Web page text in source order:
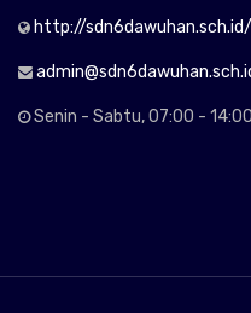
http://sdn6dawuhan.sch.id/
Senin - Sabtu, 07:00 - 14:00